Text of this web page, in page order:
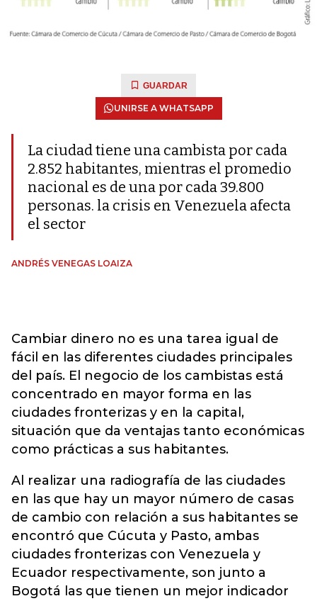
GUARDAR
UNIRSE A WHATSAPP
La ciudad tiene una cambista por cada
2.852 habitantes, mientras el promedio
nacional es de una por cada 39.800
personas. la crisis en Venezuela afecta
el sector
ANDRÉS VENEGAS LOAIZA
Cambiar dinero no es una tarea igual de
fácil en las diferentes ciudades principales
del país. El negocio de los cambistas está
concentrado en mayor forma en las
ciudades fronterizas y en la capital,
situación que da ventajas tanto económicas
como prácticas a sus habitantes.
Al realizar una radiografía de las ciudades
en las que hay un mayor número de casas
de cambio con relación a sus habitantes se
encontró que Cúcuta y Pasto, ambas
ciudades fronterizas con Venezuela y
Ecuador respectivamente, son junto a
Bogotá las que tienen un mejor indicador